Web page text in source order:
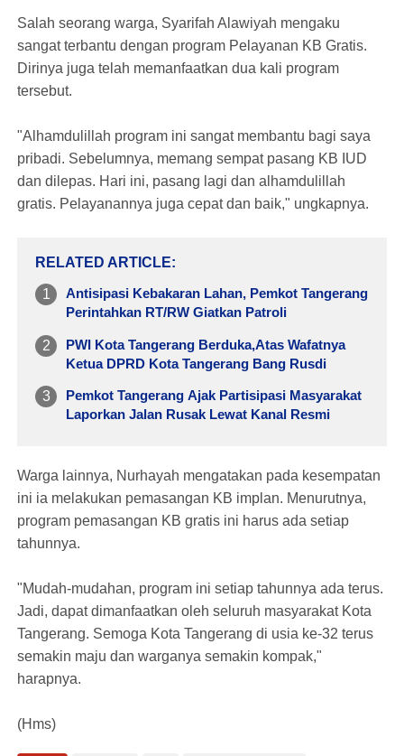
Salah seorang warga, Syarifah Alawiyah mengaku
sangat terbantu dengan program Pelayanan KB Gratis.
Dirinya juga telah memanfaatkan dua kali program
tersebut.
"Alhamdulillah program ini sangat membantu bagi saya
pribadi. Sebelumnya, memang sempat pasang KB IUD
dan dilepas. Hari ini, pasang lagi dan alhamdulillah
gratis. Pelayanannya juga cepat dan baik," ungkapnya.
RELATED ARTICLE
Antisipasi Kebakaran Lahan, Pemkot Tangerang
Perintahkan RT/RW Giatkan Patroli
PWI Kota Tangerang Berduka,Atas Wafatnya
Ketua DPRD Kota Tangerang Bang Rusdi
Pemkot Tangerang Ajak Partisipasi Masyarakat
Laporkan Jalan Rusak Lewat Kanal Resmi
Warga lainnya, Nurhayah mengatakan pada kesempatan
ini ia melakukan pemasangan KB implan. Menurutnya,
program pemasangan KB gratis ini harus ada setiap
tahunnya.
"Mudah-mudahan, program ini setiap tahunnya ada terus.
Jadi, dapat dimanfaatkan oleh seluruh masyarakat Kota
Tangerang. Semoga Kota Tangerang di usia ke-32 terus
semakin maju dan warganya semakin kompak,"
harapnya.
(Hms)